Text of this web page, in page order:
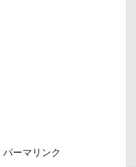
パーマリンク